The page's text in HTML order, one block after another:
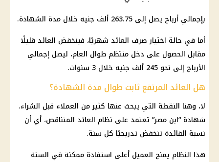
بإجمالي أرباح يصل إلى 263.75 ألف جنيه خلال مدة الشهادة.
أما في حالة اختيار صرف العائد شهريًا، فينخفض العائد قليلًا
مقابل الحصول على دخل منتظم طوال العام، ليصل إجمالي
الأرباح إلى نحو 245 ألف جنيه خلال 3 سنوات.
هل العائد المرتفع ثابت طوال مدة الشهادة؟
لا، وهنا النقطة التي يبحث عنها كثير من العملاء قبل الشراء.
شهادة “ابن مصر” تعتمد على نظام العائد المتناقص، أي أن
نسبة الفائدة تنخفض تدريجيًا كل سنة.
هذا النظام يمنح العميل أعلى استفادة ممكنة في السنة